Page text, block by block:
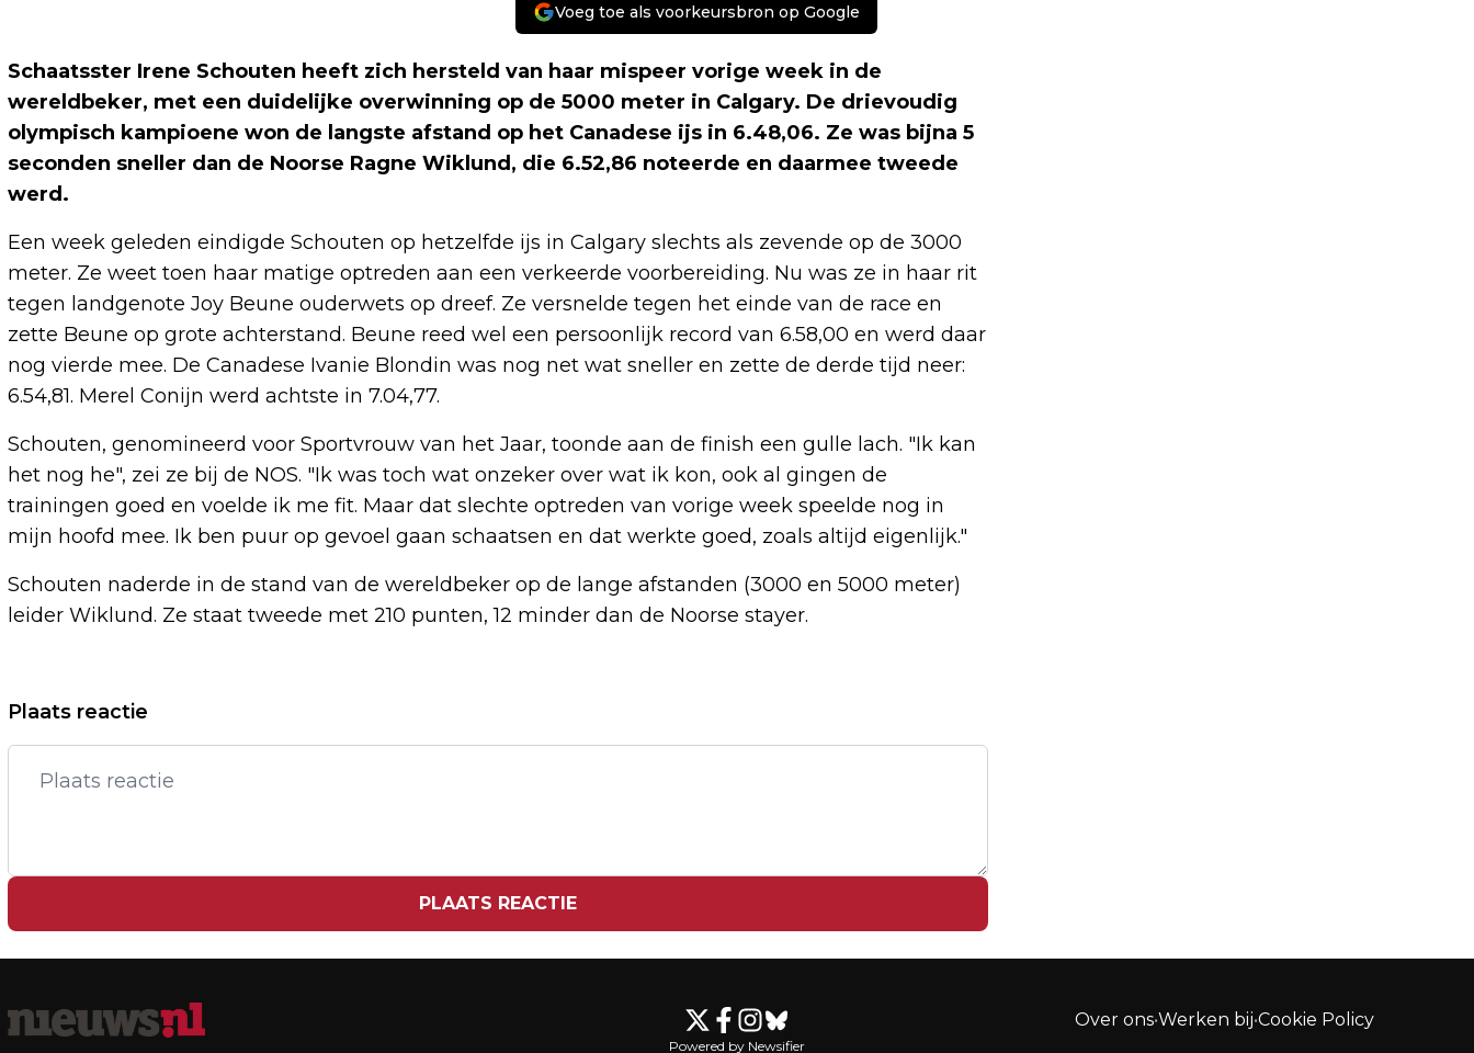
Voeg toe als voorkeursbron op Google
Schaatsster Irene Schouten heeft zich hersteld van haar mispeer vorige week in de
wereldbeker, met een duidelijke overwinning op de 5000 meter in Calgary. De drievoudig
olympisch kampioene won de langste afstand op het Canadese ijs in 6.48,06. Ze was bijna 5
seconden sneller dan de Noorse Ragne Wiklund, die 6.52,86 noteerde en daarmee tweede
werd.
Een week geleden eindigde Schouten op hetzelfde ijs in Calgary slechts als zevende op de 3000
meter. Ze weet toen haar matige optreden aan een verkeerde voorbereiding. Nu was ze in haar rit
tegen landgenote Joy Beune ouderwets op dreef. Ze versnelde tegen het einde van de race en
zette Beune op grote achterstand. Beune reed wel een persoonlijk record van 6.58,00 en werd daar
nog vierde mee. De Canadese Ivanie Blondin was nog net wat sneller en zette de derde tijd neer:
6.54,81. Merel Conijn werd achtste in 7.04,77.
Schouten, genomineerd voor Sportvrouw van het Jaar, toonde aan de finish een gulle lach. "Ik kan
het nog he", zei ze bij de NOS. "Ik was toch wat onzeker over wat ik kon, ook al gingen de
trainingen goed en voelde ik me fit. Maar dat slechte optreden van vorige week speelde nog in
mijn hoofd mee. Ik ben puur op gevoel gaan schaatsen en dat werkte goed, zoals altijd eigenlijk."
Schouten naderde in de stand van de wereldbeker op de lange afstanden (3000 en 5000 meter)
leider Wiklund. Ze staat tweede met 210 punten, 12 minder dan de Noorse stayer.
Vorig artikel
SCHAATSSTSER SCHOUTEN IN
CALGARY OUDERWETS DE BESTE OP
SKELETONSTER BOS VIJFDE IN
Plaats reactie
PLAATS REACTIE
Over ons•Werken bij•Cookie Policy
Powered by Newsifier